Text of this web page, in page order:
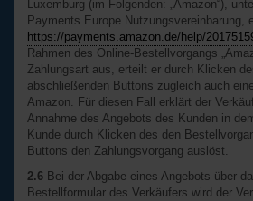
Luxemburg (im Folgenden: „Amazon“),
Payments Europe Nutzungsvereinbarung,
https://payments.amazon.de/help/
Rahmen des Online-Bestellvorgangs
Zahlungsart aus, erteilt er durch Klicken
abschließenden Buttons zugleich auch
Amazon. Für diesen Fall erklärt der
Annahme des Angebots des Kunden in
Kunde durch Klicken des den
Buttons den Zahlungsvorgang auslöst.
2.6 Bei der Abgabe eines Angebots über
Bestellformular des Verkäufers wird der